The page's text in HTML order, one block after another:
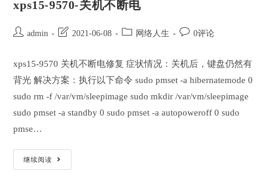
复
苹
Adobe
系
列
应
xps15-9570-关机不断电
Postadmin
Post
modified:
2021-06-08
Post 网络人生
Post0评论
xps15-9570 关机不断电修复 症状情况：关机后，键盘仍然有
背光 解决方案：执行以下命令 sudo pmset -a hibernatemode 0
sudo rm -f /var/vm/sleepimage sudo mkdir /var/vm/sleepimage
sudo pmset -a standby 0 sudo pmset -a autopoweroff 0 sudo
pmse…
继续阅读
Xps15-
9570-